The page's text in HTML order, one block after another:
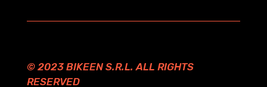
© 2023 BIKEEN S.R.L. ALL RIGHTS
RESERVED